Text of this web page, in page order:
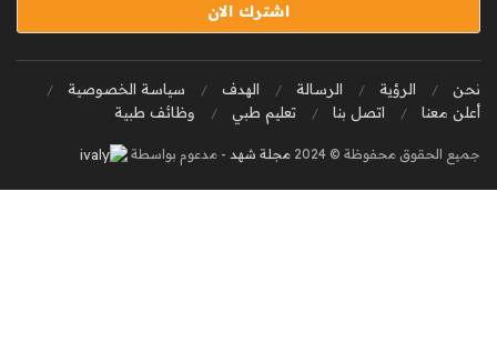
نحن الرؤية الرسالة الهدف
سياسة الخصوصية
أعلن معنا
اتصل بنا تعليم طبي وظائف طبية
جميع الحقوق محفوظة © 2024 مجلة شهد - مدعوم بواسطة